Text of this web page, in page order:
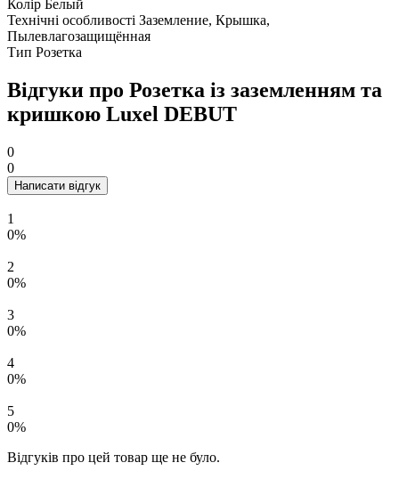
Колір Белый
Технічні особливості Заземление, Крышка,
Пылевлагозащищённая
Тип Розетка
Відгуки про Розетка із заземленням та
кришкою Luxel DEBUT
0
0
Написати відгук
1
0%
2
0%
3
0%
4
0%
5
0%
Відгуків про цей товар ще не було.